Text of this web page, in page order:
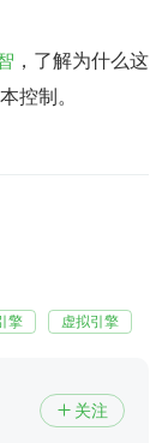
，了解为什么这
控制。
擎 虚拟引擎
 关注